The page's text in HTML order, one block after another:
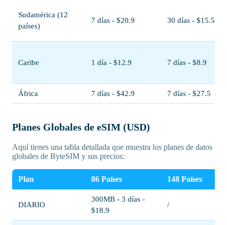
Sudamérica (12
países)
7 días - $20.9 30 días - $15.5
Caribe 1 día - $12.9 7 días - $8.9
África 7 días - $42.9 7 días - $27.5
Planes Globales de eSIM (USD)
Aquí tienes una tabla detallada que muestra los planes de datos
globales de ByteSIM y sus precios:
Plan 86 Países 148 Países
DIARIO
300MB - 3 días -
$18.9
/